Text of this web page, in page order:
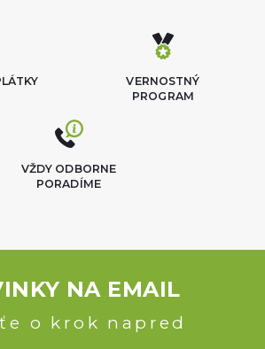
VERNOSTNÝ
PROGRAM
VŽDY ODBORNE
PORADÍME
NA EMAIL
o krok napred